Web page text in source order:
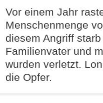
DEBATTE
Vor einem Jahr
Menschenmenge
diesem Angriff
Familienvater und
wurden verletzt.
die Opfer.